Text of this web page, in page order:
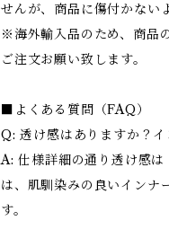
せんが、商品に傷付かない
※海外輸入品のため、商品
ご注文お願い致します。
■よくある質問（FAQ）
Q: 透け感はありますか？
A: 仕様詳細の通り透け感
は、肌馴染みの良いインナ
す。